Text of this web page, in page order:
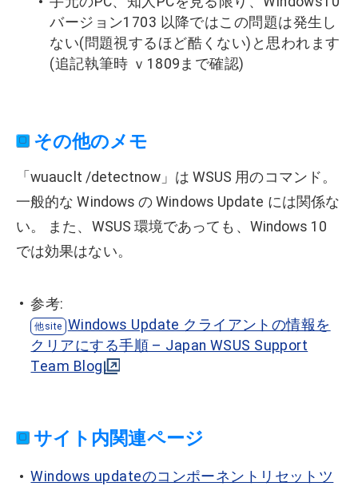
バージョン1703 以降ではこの問題は発生し
ない(問題視するほど酷くない)と思われます
(追記執筆時 ｖ1809まで確認)
その他のメモ
「wuauclt /detectnow」は WSUS 用のコマンド。
一般的な Windows の Windows Update には関係な
い。 また、WSUS 環境であっても、Windows 10
では効果はない。
参考:
Windows Update クライアントの情報を
クリアにする手順 – Japan WSUS Support
Team Blog
サイト内関連ページ
Windows updateのコンポーネントリセットツ